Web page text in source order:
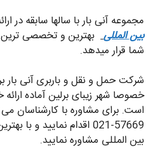
مجموعه آنی بار با سالها سابقه در
بین المللی بهترین و تخصصی ترین
شما قرار میدهد.
شرکت حمل و نقل و باربری آنی بار
خصوصا شهر زیبای برلین آماده
است. برای مشاوره با کارشناسان می
57669-021 اقدام نمایید و
بین المللی مشاوره نمایید.